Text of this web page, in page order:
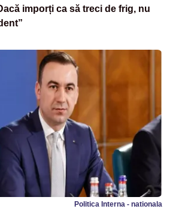
imporți ca să treci de frig, nu
Politica Interna - nationala